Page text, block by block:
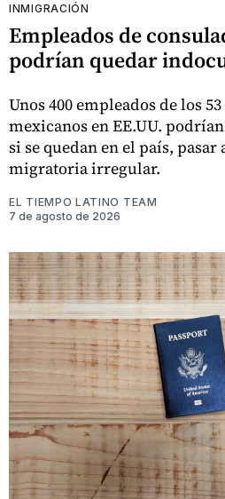
INMIGRACIÓN
Empleados de
podrían quedar
Unos 400 empleados de los
mexicanos en EE.UU.
si se quedan en el país,
migratoria irregular.
EL TIEMPO LATINO TEAM
7 de agosto de 2026